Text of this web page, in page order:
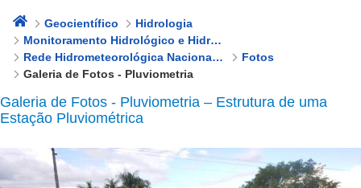
Geocientífico
Hidrologia
Monitoramento Hidrológico e Hidrogeológico
Rede Hidrometeorológica Nacional – RHN
Fotos
Galeria de Fotos - Pluviometria
Galeria de Fotos - Pluviometria – Estrutura de uma
Estação Pluviométrica